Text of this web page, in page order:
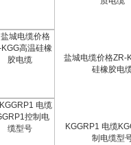
盐城电缆价格ZR-
硅橡胶电
KGGRP1 电缆
制电缆型